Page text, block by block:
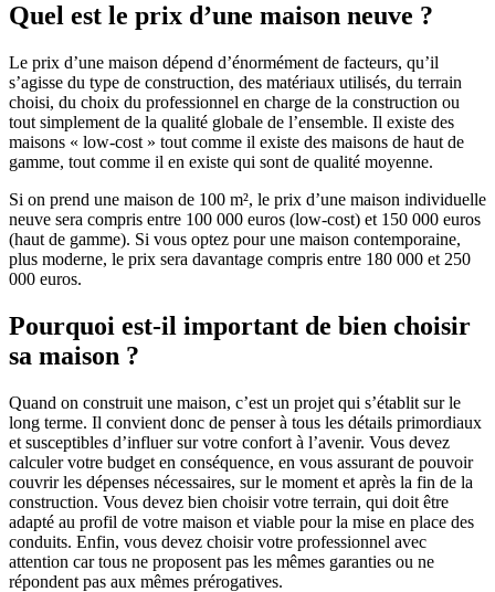
Quel est le prix d’une maison neuve ?
Le prix d’une maison dépend d’énormément de facteurs, qu’il
s’agisse du type de construction, des matériaux utilisés, du terrain
choisi, du choix du professionnel en charge de la construction ou
tout simplement de la qualité globale de l’ensemble. Il existe des
maisons « low-cost » tout comme il existe des maisons de haut de
gamme, tout comme il en existe qui sont de qualité moyenne.
Si on prend une maison de 100 m², le prix d’une maison individuelle
neuve sera compris entre 100 000 euros (low-cost) et 150 000 euros
(haut de gamme). Si vous optez pour une maison contemporaine,
plus moderne, le prix sera davantage compris entre 180 000 et 250
000 euros.
Pourquoi est-il important de bien choisir
sa maison ?
Quand on construit une maison, c’est un projet qui s’établit sur le
long terme. Il convient donc de penser à tous les détails primordiaux
et susceptibles d’influer sur votre confort à l’avenir. Vous devez
calculer votre budget en conséquence, en vous assurant de pouvoir
couvrir les dépenses nécessaires, sur le moment et après la fin de la
construction. Vous devez bien choisir votre terrain, qui doit être
adapté au profil de votre maison et viable pour la mise en place des
conduits. Enfin, vous devez choisir votre professionnel avec
attention car tous ne proposent pas les mêmes garanties ou ne
répondent pas aux mêmes prérogatives.